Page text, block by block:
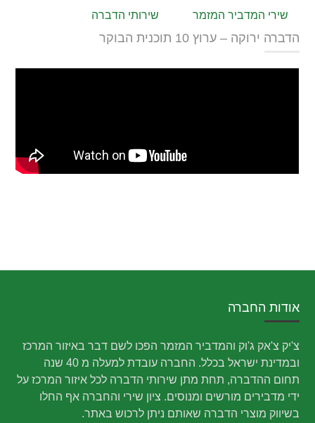
שירותי הדברה
שירי המדביר המזמר
הדברה ירוקה – ערוץ 10 תוכנית הבוקר
אודות החברה
צ'יק צ'אק ג'וק והמדביר המזמר הפכו לשם דבר באיזור המרכז
ובמדינת ישראל בכלל. החברה עובדת למעלה מ 40 שנה
תחום ההדברה, תחת מתן שירותי הדברה לכל איזור המרכז על
ידי מדבירים מורשים ומנוסים. ציון שירי והחברה אף החלו
בשיווק מוצרי הדברה שאותם ניתן לרכוש באתר.